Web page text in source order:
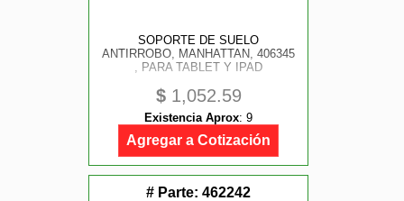
SOPORTE DE SUELO
ANTIRROBO, MANHATTAN, 406345
, PARA TABLET Y IPAD
$1,052.59
Existencia Aprox: 9
Agregar a Cotización
# Parte: 462242